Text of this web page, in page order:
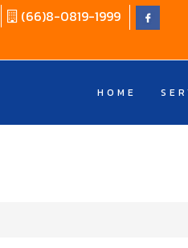
(66)8-0819-1999
HOME